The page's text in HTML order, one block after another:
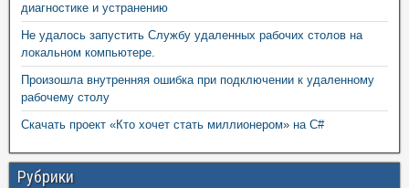
диагностике и устранению
Не удалось запустить Службу удаленных рабочих столов на
локальном компьютере.
Произошла внутренняя ошибка при подключении к удаленному
рабочему столу
Скачать проект «Кто хочет стать миллионером» на C#
Рубрики